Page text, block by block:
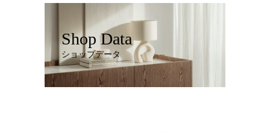
Shop Data
ショップデータ